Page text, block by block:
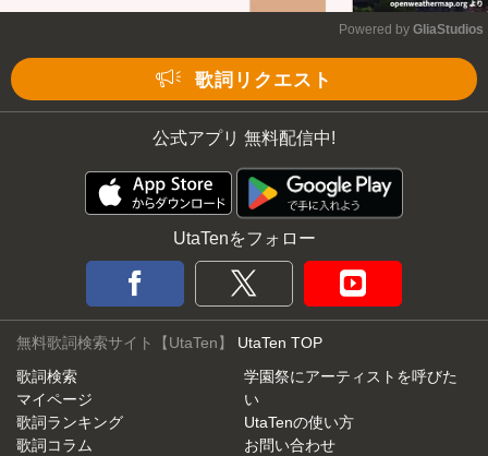
Powered by GliaStudios
歌詞リクエスト
公式アプリ 無料配信中!
UtaTenをフォロー
無料歌詞検索サイト【UtaTen】 UtaTen TOP
歌詞検索
マイページ
歌詞ランキング
歌詞コラム
学園祭にアーティストを呼びた
い
UtaTenの使い方
お問い合わせ